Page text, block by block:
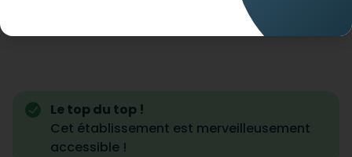
Le top du top !
Cet établissement est merveilleusement
accessible !